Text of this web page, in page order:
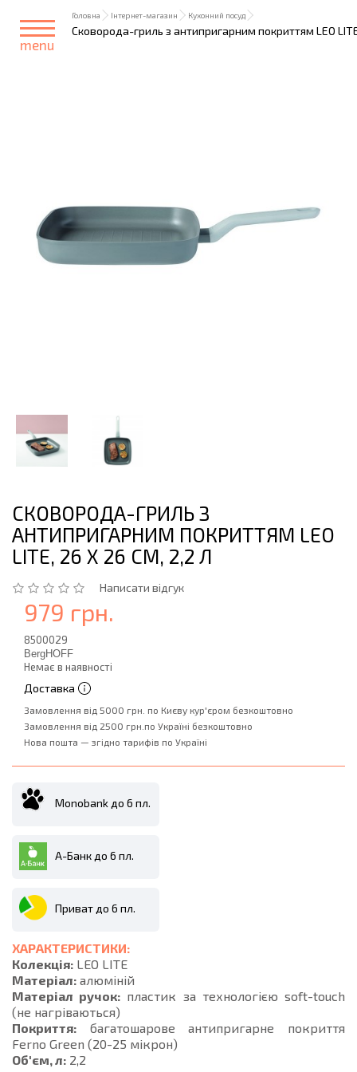
menu
Головна Інтернет-магазин Кухонний посуд
Сковорода-гриль з антипригарним покриттям LEO
СКОВОРОДА-ГРИЛЬ З
АНТИПРИГАРНИМ ПОКРИТТЯМ LEO
LITE, 26 X 26 СМ, 2,2 Л
Написати відгук
979 грн.
8500029
BergHOFF
Немає в наявності
Доставка
Замовлення від 5000 грн. по Києву кур'єром безкоштовно
Замовлення від 2500 грн.по Україні безкоштовно
Нова пошта — згідно тарифів по Україні
Monobank до 6 пл.
А-Банк до 6 пл.
Приват до 6 пл.
ХАРАКТЕРИСТИКИ:
Колекція: LEO LITE
Матеріал: алюміній
Матеріал ручок: пластик за технологією soft-touch
(не нагріваються)
Покриття: багатошарове антипригарне покриття
Ferno Green (20-25 мікрон)
Об'єм, л: 2,2